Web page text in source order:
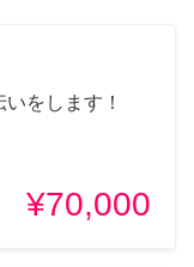
をします！
¥70,000